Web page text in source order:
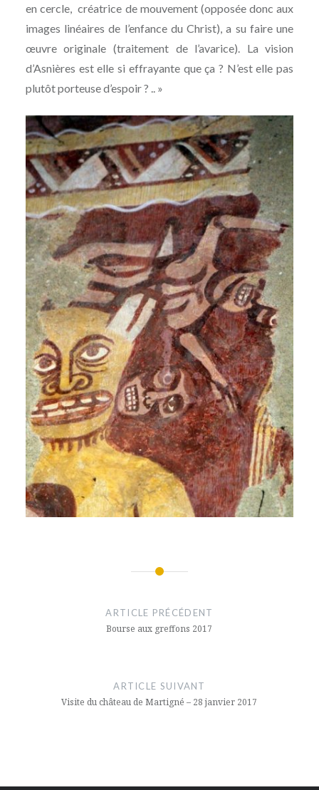
en cercle, créatrice de mouvement (opposée donc aux
images linéaires de l’enfance du Christ), a su faire une
œuvre originale (traitement de l’avarice). La vision
d’Asnières est elle si effrayante que ça ? N’est elle pas
plutôt porteuse d’espoir ? .. »
ARTICLE PRÉCÉDENT
Bourse aux greffons 2017
ARTICLE SUIVANT
Visite du château de Martigné – 28 janvier 2017